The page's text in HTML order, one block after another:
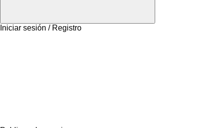
Iniciar sesión / Registro